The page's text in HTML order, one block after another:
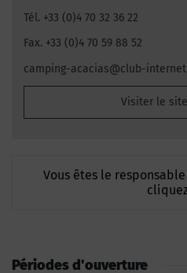
Tél. +33 (0)4 70 32 36 22
Fax. +33 (0)4 70 59 88 52
camping-acacias@club-
Visiter le
Vous êtes le
Périodes d'ouverture